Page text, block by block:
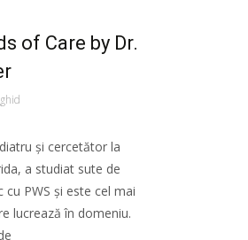
of Care by Dr.
ghid
și cercetător la
a studiat sute de
PWS și este cel mai
lucrează în domeniu.